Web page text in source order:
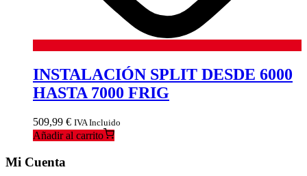
INSTALACIÓN SPLIT DESDE 6000
HASTA 7000 FRIG
509,99 € IVA Incluido
Añadir al carrito
Mi Cuenta